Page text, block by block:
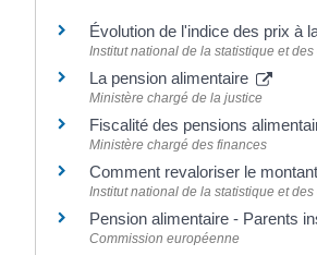
Évolution de l'indice des prix à
Institut national de la statistique et
La pension alimentaire
Ministère chargé de la justice
Fiscalité des pensions
Ministère chargé des finances
Comment revaloriser le
Institut national de la statistique et
Pension alimentaire - Parents
Commission européenne